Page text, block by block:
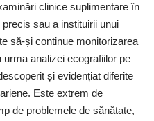
clinice suplimentare în
sau a instituirii unui
să-și continue monitorizarea
urma analizei ecografiilor pe
și evidențiat diferite
Este extrem de
de problemele de sănătate,